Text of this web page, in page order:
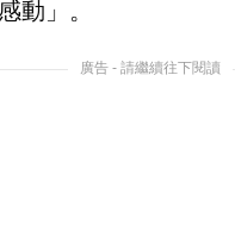
動」。
廣告 - 請繼續往下閱讀